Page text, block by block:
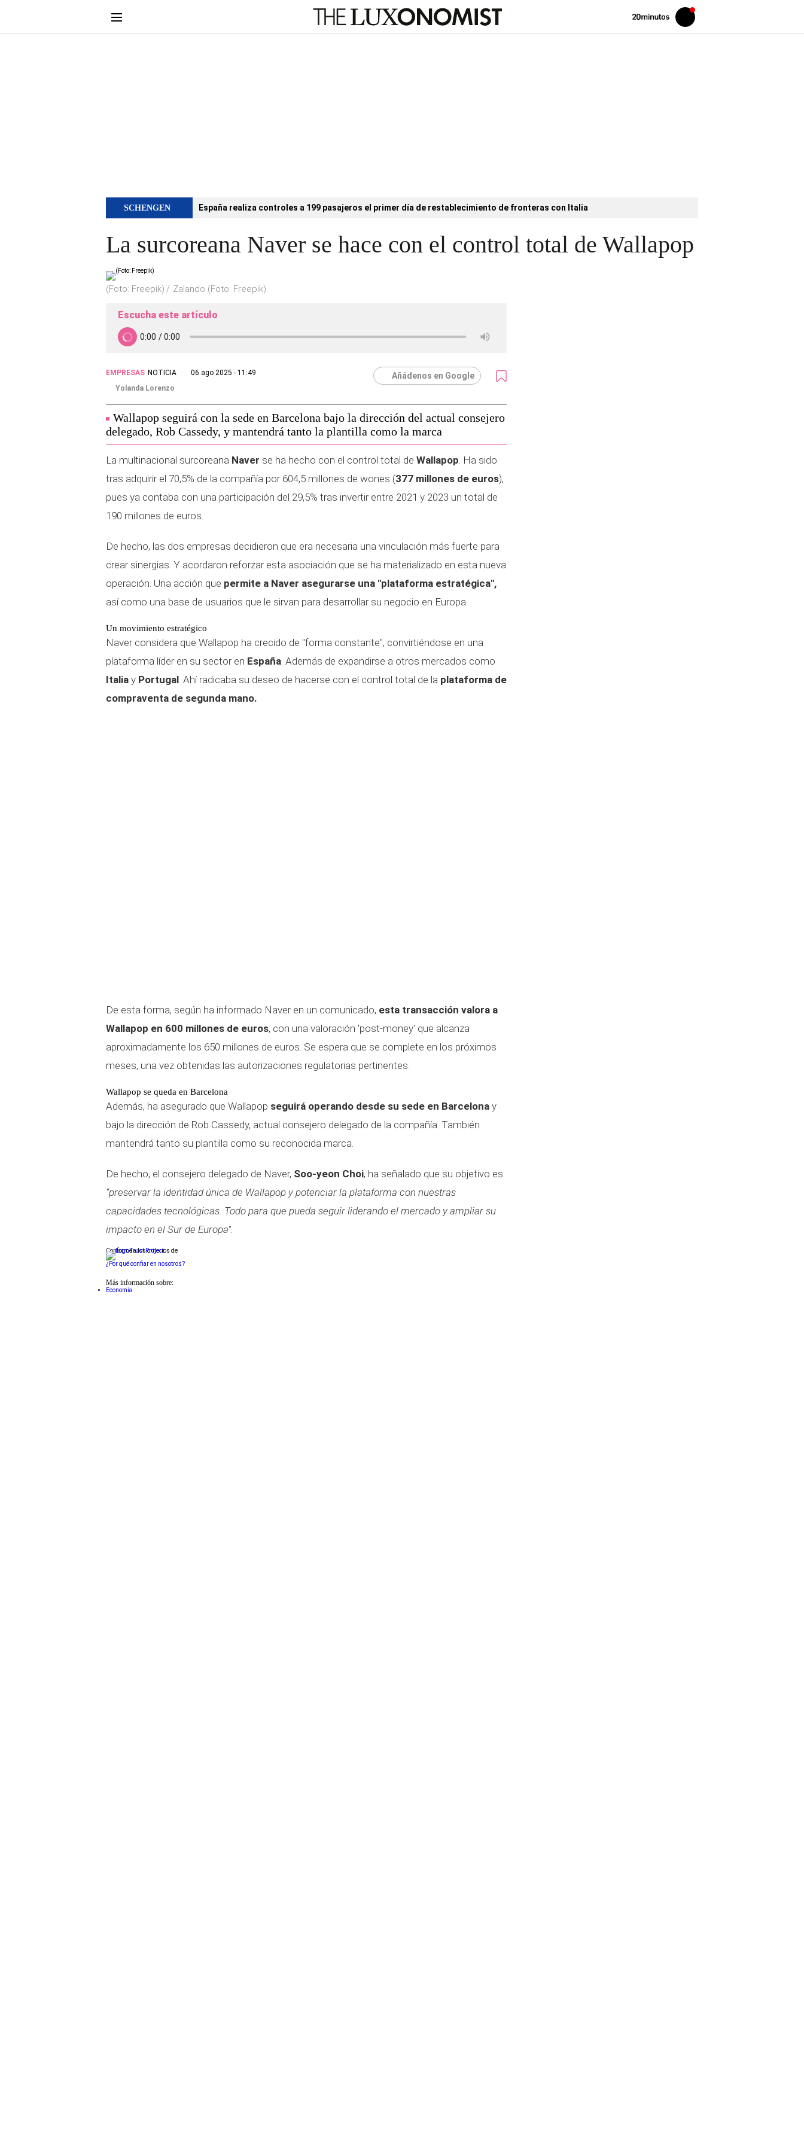
Volver
Iniciar
sesión
SCHENGEN España realiza controles a 199 pasajeros el primer día de restablecimiento de fronteras con Italia
La surcoreana Naver se hace con el control total de Wallapop
(Foto: Freepik) Zalando (Foto: Freepik)
Escucha este artículo
EMPRESAS NOTICIA
06 ago 2025 - 11:49
Yolanda Lorenzo
Añádenos en Google
Wallapop seguirá con la sede en Barcelona bajo la dirección del actual consejero
delegado, Rob Cassedy, y mantendrá tanto la plantilla como la marca
La multinacional surcoreana Naver se ha hecho con el control total de Wallapop. Ha sido
tras adquirir el 70,5% de la compañía por 604,5 millones de wones (377 millones de euros),
pues ya contaba con una participación del 29,5% tras invertir entre 2021 y 2023 un total de
190 millones de euros.
De hecho, las dos empresas decidieron que era necesaria una vinculación más fuerte para
crear sinergias. Y acordaron reforzar esta asociación que se ha materializado en esta nueva
operación. Una acción que permite a Naver asegurarse una "plataforma estratégica",
así como una base de usuarios que le sirvan para desarrollar su negocio en Europa.
Un movimiento estratégico
Naver considera que Wallapop ha crecido de "forma constante", convirtiéndose en una
plataforma líder en su sector en España. Además de expandirse a otros mercados como
Italia y Portugal. Ahí radicaba su deseo de hacerse con el control total de la plataforma de
compraventa de segunda mano.
De esta forma, según ha informado Naver en un comunicado, esta transacción valora a
Wallapop en 600 millones de euros, con una valoración 'post-money' que alcanza
aproximadamente los 650 millones de euros. Se espera que se complete en los próximos
meses, una vez obtenidas las autorizaciones regulatorias pertinentes.
Wallapop se queda en Barcelona
Además, ha asegurado que Wallapop seguirá operando desde su sede en Barcelona y
bajo la dirección de Rob Cassedy, actual consejero delegado de la compañía. También
mantendrá tanto su plantilla como su reconocida marca.
De hecho, el consejero delegado de Naver, Soo-yeon Choi, ha señalado que su objetivo es
“preservar la identidad única de Wallapop y potenciar la plataforma con nuestras
capacidades tecnológicas. Todo para que pueda seguir liderando el mercado y ampliar su
impacto en el Sur de Europa".
Conforme a los criterios de
¿Por qué confiar en nosotros?
Más información sobre:
Economia